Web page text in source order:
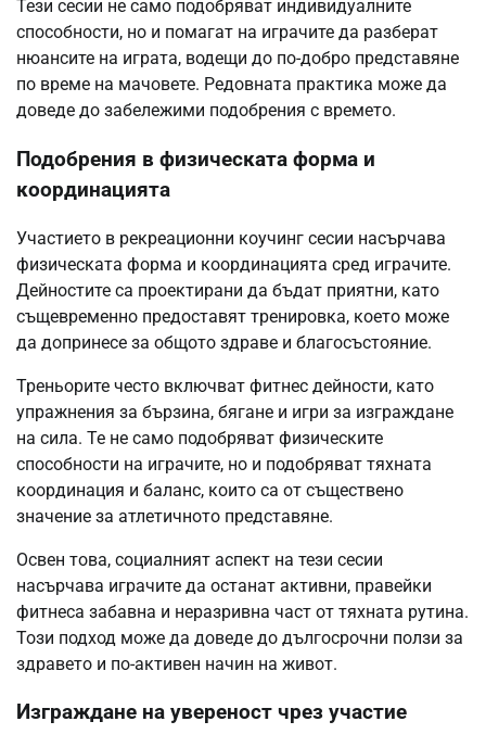
Тези сесии не само подобряват индивидуалните
способности, но и помагат на играчите да разберат
нюансите на играта, водещи до по-добро представяне
по време на мачовете. Редовната практика може да
доведе до забележими подобрения с времето.
Подобрения в физическата форма и
координацията
Участието в рекреационни коучинг сесии насърчава
физическата форма и координацията сред играчите.
Дейностите са проектирани да бъдат приятни, като
същевременно предоставят тренировка, което може
да допринесе за общото здраве и благосъстояние.
Треньорите често включват фитнес дейности, като
упражнения за бързина, бягане и игри за изграждане
на сила. Те не само подобряват физическите
способности на играчите, но и подобряват тяхната
координация и баланс, които са от съществено
значение за атлетичното представяне.
Освен това, социалният аспект на тези сесии
насърчава играчите да останат активни, правейки
фитнеса забавна и неразривна част от тяхната рутина.
Този подход може да доведе до дългосрочни ползи за
здравето и по-активен начин на живот.
Изграждане на увереност чрез участие